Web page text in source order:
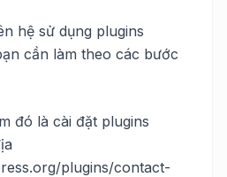
hệ sử dụng plugins
cần làm theo các bước
đó là cài đặt plugins
plugins/contact-